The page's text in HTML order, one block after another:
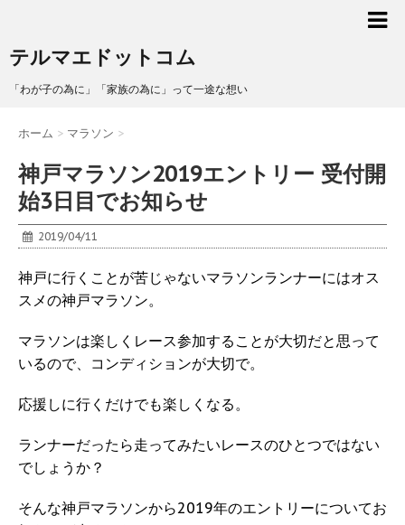
テルマエドットコム
「わが子の為に」「家族の為に」って一途な想い
ホーム > マラソン >
神戸マラソン2019エントリー 受付開
始3日目でお知らせ
2019/04/11
神戸に行くことが苦じゃないマラソンランナーにはオス
スメの神戸マラソン。
マラソンは楽しくレース参加することが大切だと思って
いるので、コンディションが大切で。
応援しに行くだけでも楽しくなる。
ランナーだったら走ってみたいレースのひとつではない
でしょうか？
そんな神戸マラソンから2019年のエントリーについてお